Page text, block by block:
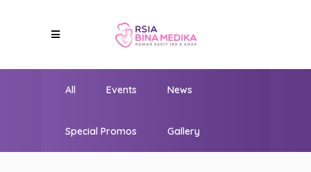
All Events News
Special Promos Gallery